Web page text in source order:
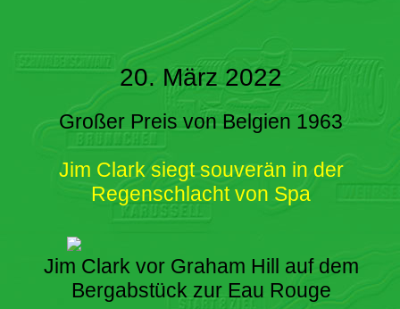
20. März 2022
Großer Preis von Belgien 1963
Jim Clark siegt souverän in der
Regenschlacht von Spa
Jim Clark vor Graham Hill auf dem
Bergabstück zur Eau Rouge